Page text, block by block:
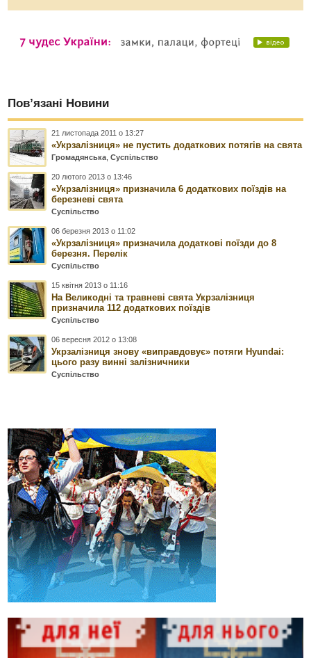
Пов’язані Новини
21 листопада 2011 о 13:27
«Укрзалізниця» не пустить додаткових потягів на свята
Громадянська ,Суспільство
20 лютого 2013 о 13:46
«Укрзалізниця» призначила 6 додаткових поїздів на
березневі свята
Суспільство
06 березня 2013 о 11:02
«Укрзалізниця» призначила додаткові поїзди до 8
березня. Перелік
Суспільство
15 квітня 2013 о 11:16
На Великодні та травневі свята Укрзалізниця
призначила 112 додаткових поїздів
Суспільство
06 вересня 2012 о 13:08
Укрзалізниця знову «виправдовує» потяги Hyundai:
цього разу винні залізничники
Суспільство